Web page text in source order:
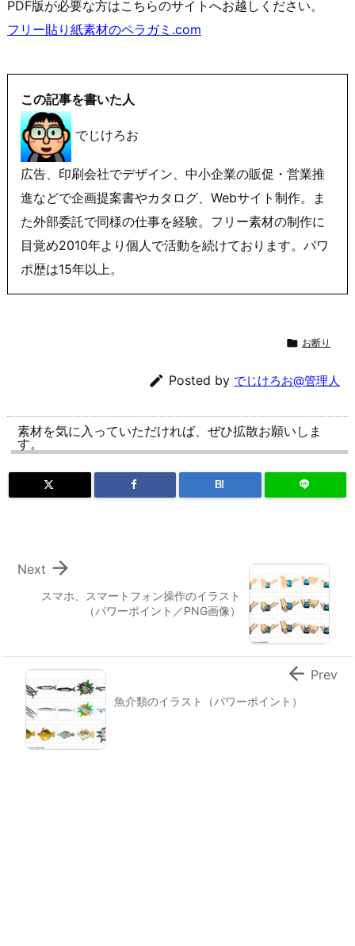
PDF版が必要な方はこちらのサイトへお越しください。
フリー貼り紙素材のペラガミ.com
この記事を書いた人
でじけろお
広告、印刷会社でデザイン、中小企業の販促・営業推
進などで企画提案書やカタログ、Webサイト制作。ま
た外部委託で同様の仕事を経験。フリー素材の制作に
目覚め2010年より個人で活動を続けております。パワ
ポ歴は15年以上。
 お断り
 Posted by でじけろお@管理人
素材を気に入っていただければ、ぜひ拡散お願いしま
す。
B!
スマホ、スマートフォン操作のイラスト
（パワーポイント／PNG画像）

Next
魚介類のイラスト（パワーポイント）
 Prev